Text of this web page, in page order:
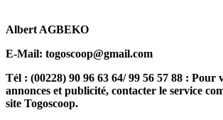
Albert AGBEKO
E-Mail: togoscoop@gmail.com
Tél : (00228) 90 96 63 64/ 99 56 57 88 : Pour
annonces et publicité, contacter le service
site Togoscoop.